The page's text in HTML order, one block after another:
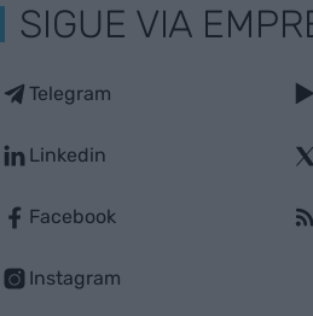
SIGUE VIA
Telegram
Linkedin
Facebook
Instagram